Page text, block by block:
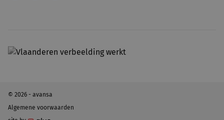
© 2026 - avansa
Algemene voorwaarden